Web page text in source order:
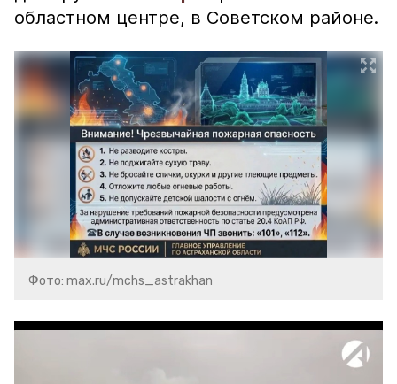
областном центре, в Советском районе.
Фото: max.ru/mchs_astrakhan